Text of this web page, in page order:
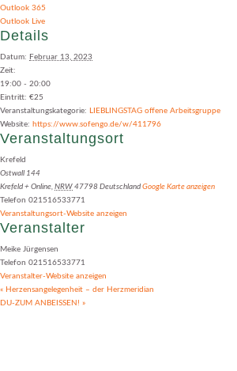
Outlook 365
Outlook Live
Details
Datum: Februar 13, 2023
Zeit:
19:00 - 20:00
Eintritt: €25
Veranstaltungskategorie:
LIEBLINGSTAG offene Arbeitsgruppe
Website: https://www.sofengo.de/w/411796
Veranstaltungsort
Krefeld
Ostwall 144
Krefeld + Online NRW 47798 Deutschland Google Karte anzeigen
Telefon 021516533771
Veranstaltungsort-Website anzeigen
Veranstalter
Meike Jürgensen
Telefon 021516533771
Veranstalter-Website anzeigen
« Herzensangelegenheit – der Herzmeridian
DU-ZUM ANBEISSEN! »